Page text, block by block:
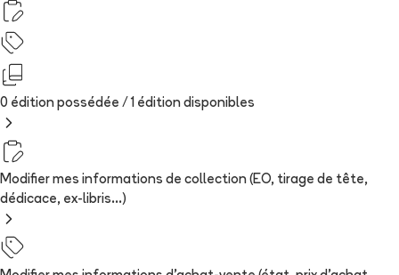
0 édition possédée / 1 édition disponibles
Modifier mes informations de collection (EO, tirage de tête,
dédicace, ex-libris...)